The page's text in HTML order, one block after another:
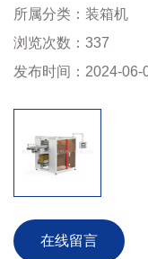
所属分类： 装箱机
浏览次数： 337
发布时间： 2024-06-
在线留言